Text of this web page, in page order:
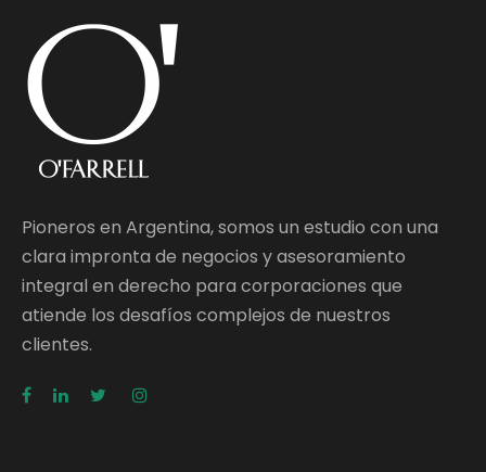
Pioneros en Argentina, somos un estudio con una
clara impronta de negocios y asesoramiento
integral en derecho para corporaciones que
atiende los desafíos complejos de nuestros
clientes.